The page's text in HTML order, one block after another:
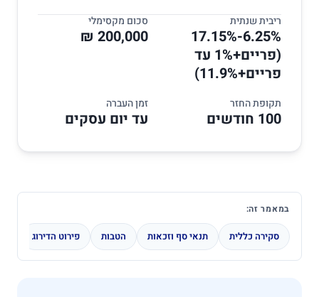
ריבית שנתית
6.25%-17.15%
(פריים+1% עד
פריים+11.9%)
סכום מקסימלי
200,000 ₪
תקופת החזר
100 חודשים
זמן העברה
עד יום עסקים
במאמר זה:
סקירה כללית תנאי סף וזכאות הטבות פירוט הדירוג